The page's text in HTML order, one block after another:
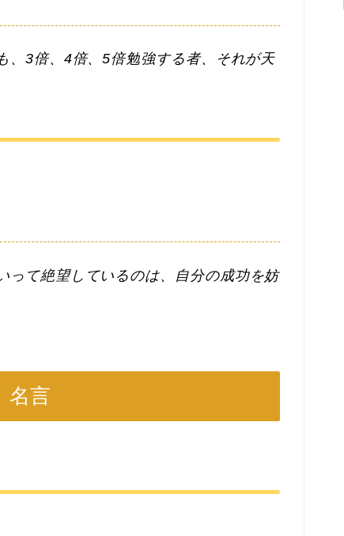
、3倍、4倍、5倍勉強する者、それが天
って絶望しているのは、自分の成功を妨
名言